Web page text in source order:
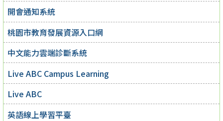
開會通知系統
桃園市教育發展資源入口網
中文能力雲端診斷系統
Live ABC Campus Learning
Live ABC
英語線上學習平臺